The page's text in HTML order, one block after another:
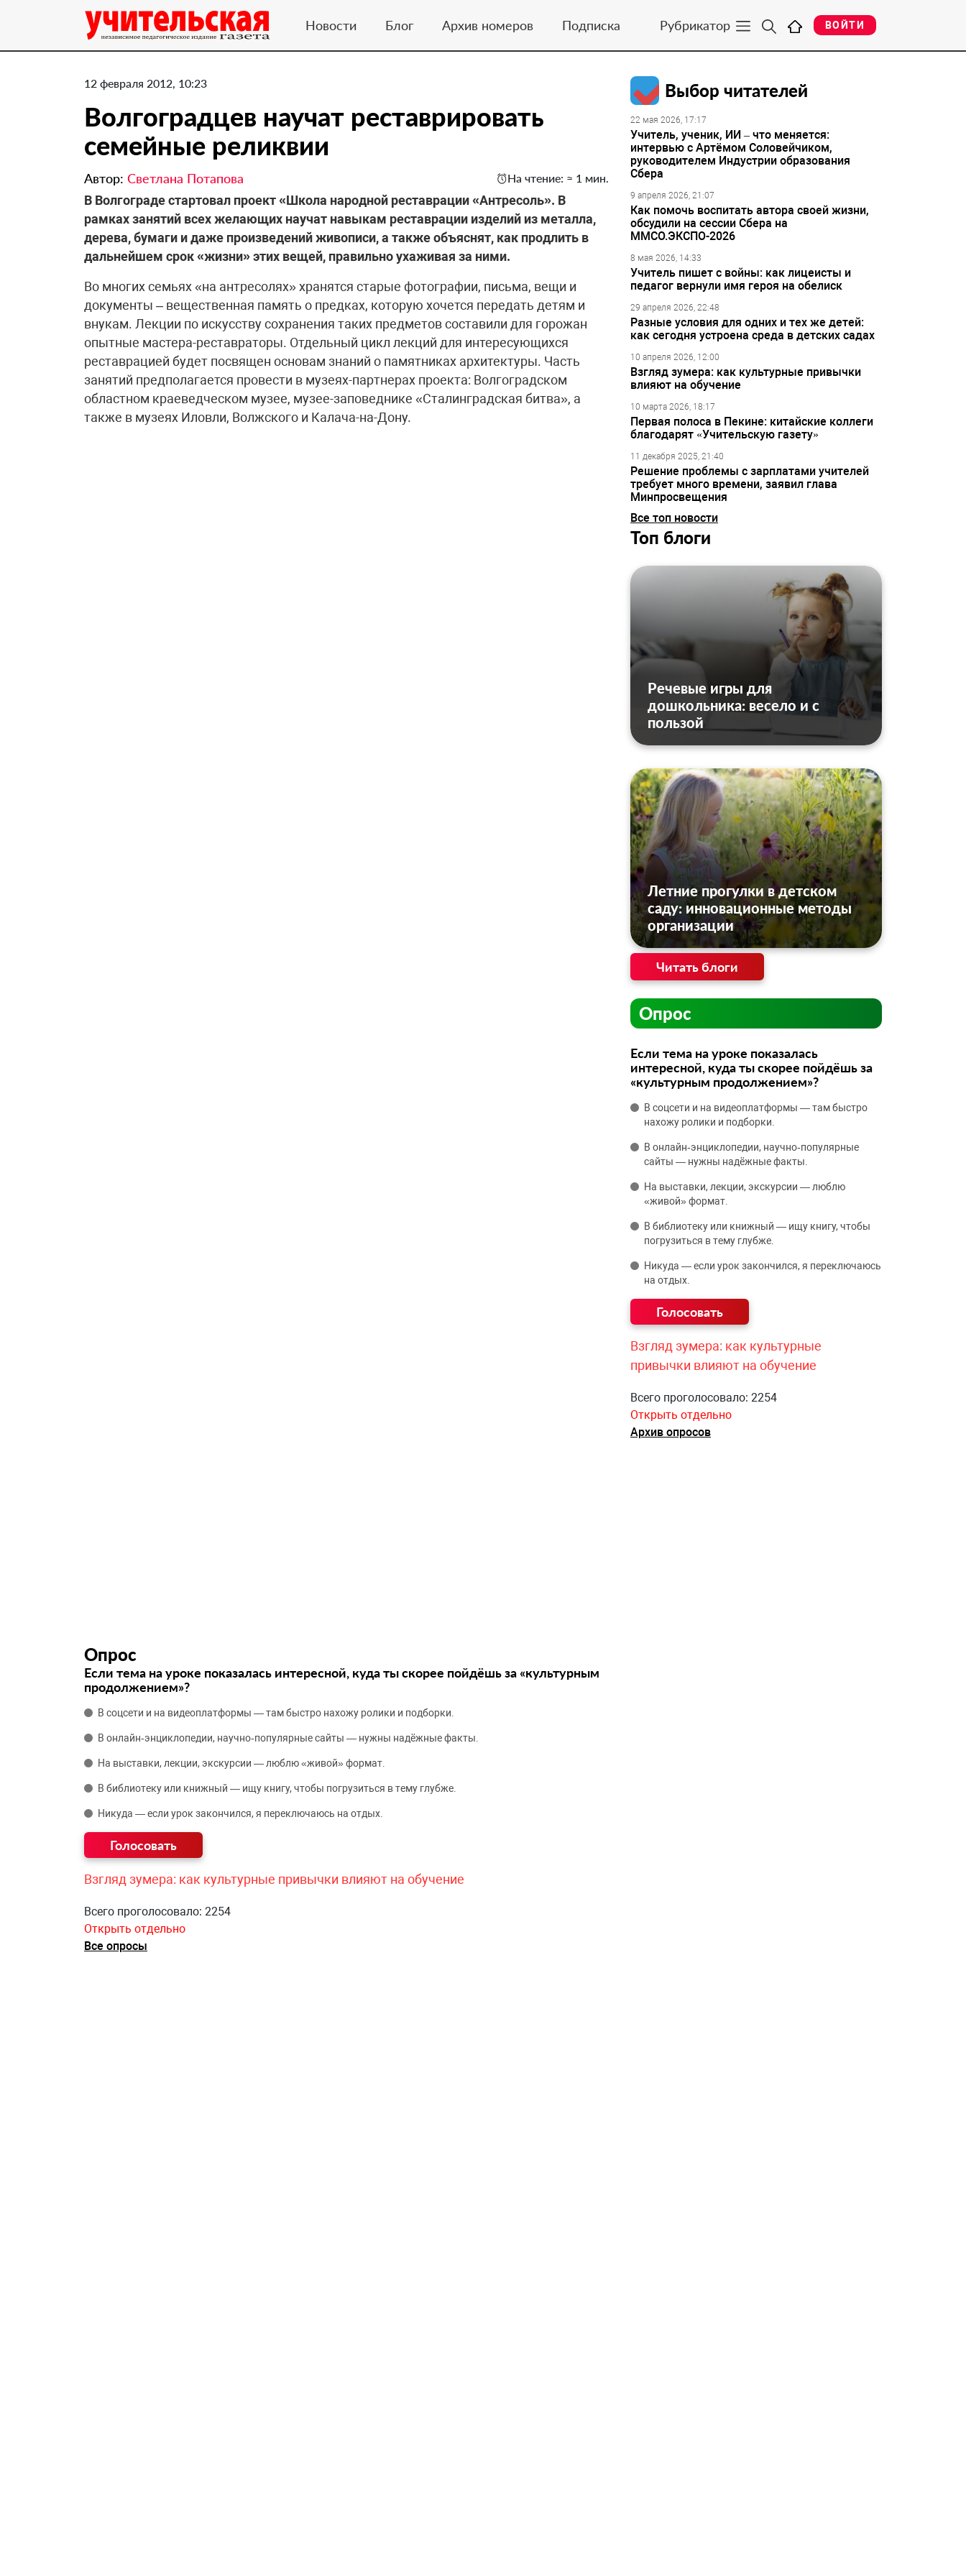
Новости Блог Архив номеров Подписка Рубрикатор ВОЙТИ
12 февраля 2012, 10:23
Волгоградцев научат реставрировать
семейные реликвии
Автор: Светлана Потапова На чтение: ≈ 1 мин.
В Волгограде стартовал проект «Школа народной реставрации «Антресоль». В
рамках занятий всех желающих научат навыкам реставрации изделий из металла,
дерева, бумаги и даже произведений живописи, а также объяснят, как продлить в
дальнейшем срок «жизни» этих вещей, правильно ухаживая за ними.
Во многих семьях «на антресолях» хранятся старые фотографии, письма, вещи и
документы – вещественная память о предках, которую хочется передать детям и
внукам. Лекции по искусству сохранения таких предметов составили для горожан
опытные мастера-реставраторы. Отдельный цикл лекций для интересующихся
реставрацией будет посвящен основам знаний о памятниках архитектуры. Часть
занятий предполагается провести в музеях-партнерах проекта: Волгоградском
областном краеведческом музее, музее-заповеднике «Сталинградская битва», а
также в музеях Иловли, Волжского и Калача-на-Дону.
Опрос
Если тема на уроке показалась интересной, куда ты скорее пойдёшь за «культурным
продолжением»?
В соцсети и на видеоплатформы — там быстро нахожу ролики и подборки.
В онлайн‑энциклопедии, научно‑популярные сайты — нужны надёжные факты.
На выставки, лекции, экскурсии — люблю «живой» формат.
В библиотеку или книжный — ищу книгу, чтобы погрузиться в тему глубже.
Никуда — если урок закончился, я переключаюсь на отдых.
Взгляд зумера: как культурные привычки влияют на обучение
Всего проголосовало: 2254
Открыть отдельно
Все опросы
Выбор читателей
22 мая 2026, 17:17
Учитель, ученик, ИИ – что меняется:
интервью с Артёмом Соловейчиком,
руководителем Индустрии образования
Сбера
9 апреля 2026, 21:07
Как помочь воспитать автора своей жизни,
обсудили на сессии Сбера на
ММСО.ЭКСПО-2026
8 мая 2026, 14:33
Учитель пишет с войны: как лицеисты и
педагог вернули имя героя на обелиск
29 апреля 2026, 22:48
Разные условия для одних и тех же детей:
как сегодня устроена среда в детских садах
10 апреля 2026, 12:00
Взгляд зумера: как культурные привычки
влияют на обучение
10 марта 2026, 18:17
Первая полоса в Пекине: китайские коллеги
благодарят «Учительскую газету»
11 декабря 2025, 21:40
Решение проблемы с зарплатами учителей
требует много времени, заявил глава
Минпросвещения
Все топ новости
Топ блоги
Речевые игры для
дошкольника: весело и с
пользой
Летние прогулки в детском
саду: инновационные методы
организации
Читать блоги
Опрос
Если тема на уроке показалась
интересной, куда ты скорее пойдёшь за
«культурным продолжением»?
В соцсети и на видеоплатформы — там быстро
нахожу ролики и подборки.
В онлайн‑энциклопедии, научно‑популярные
сайты — нужны надёжные факты.
На выставки, лекции, экскурсии — люблю
«живой» формат.
В библиотеку или книжный — ищу книгу, чтобы
погрузиться в тему глубже.
Никуда — если урок закончился, я переключаюсь
на отдых.
Взгляд зумера: как культурные
привычки влияют на обучение
Всего проголосовало: 2254
Открыть отдельно
Архив опросов